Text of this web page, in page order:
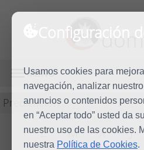
Configuración
Usamos cookies para
navegación, analizar
anuncios o contenidos
en “Aceptar todo” usted da
nuestro uso de las cookies.
nuestra Política de Cookies.
MENÚ
Predicación
L M X J